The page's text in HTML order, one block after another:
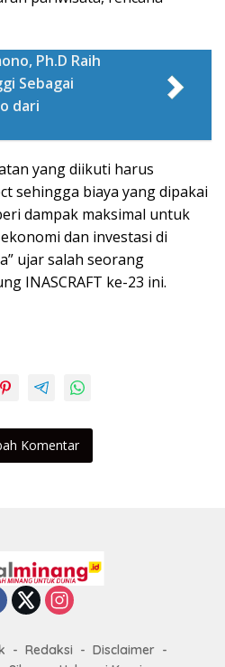
Ph.D Raih
Sebagai
dari
yang diikuti harus
sehingga biaya yang dipakai
dampak maksimal untuk
dan investasi di
ujar salah seorang
INASCRAFT ke-23 ini.
Komentar
Redaksi
Disclaimer